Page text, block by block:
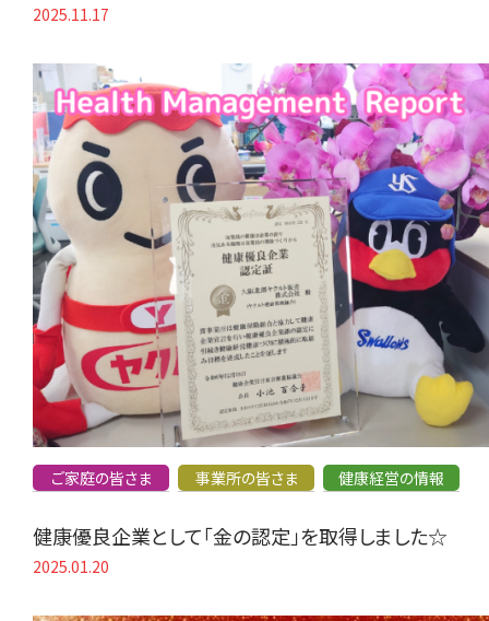
2025.11.17
ご家庭の皆さま 事業所の皆さま 健康経営の情報
健康優良企業として「金の認定」を取得しました☆
2025.01.20